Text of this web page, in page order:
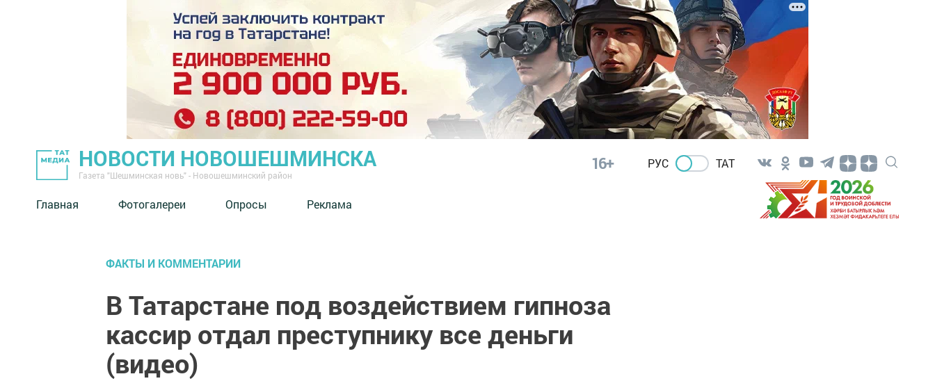
НОВОСТИ НОВОШЕШМИНСКА
Газета "Шешминская новь" - Новошешминский район
16+ РУС ТАТ
Главная Фотогалереи Опросы Реклама
ФАКТЫ И КОММЕНТАРИИ
В Татарстане под воздействием гипноза
кассир отдал преступнику все деньги
(видео)